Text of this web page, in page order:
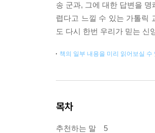
송 군과, 그에 대한 답변을
렵다고 느낄 수 있는 가톨릭
도 다시 한번 우리가 믿는 신
책의 일부 내용을 미리 읽어보실 수
목차
추천하는 말 5